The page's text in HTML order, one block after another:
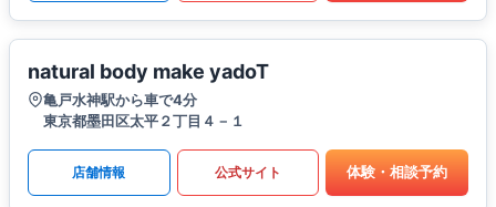
natural body make yadoT
亀戸水神駅から車で4分
東京都墨田区太平２丁目４－１
店舗情報 公式サイト 体験・相談予約